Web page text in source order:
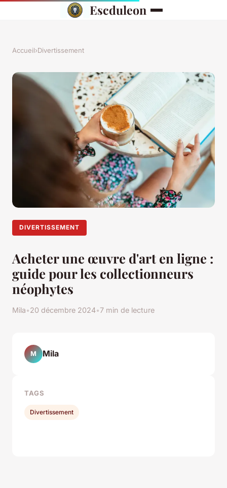
Escduleon
Accueil›Divertissement
DIVERTISSEMENT
Acheter une œuvre d'art en ligne :
guide pour les collectionneurs
néophytes
Mila•20 décembre 2024•7 min de lecture
M Mila
TAGS
Divertissement